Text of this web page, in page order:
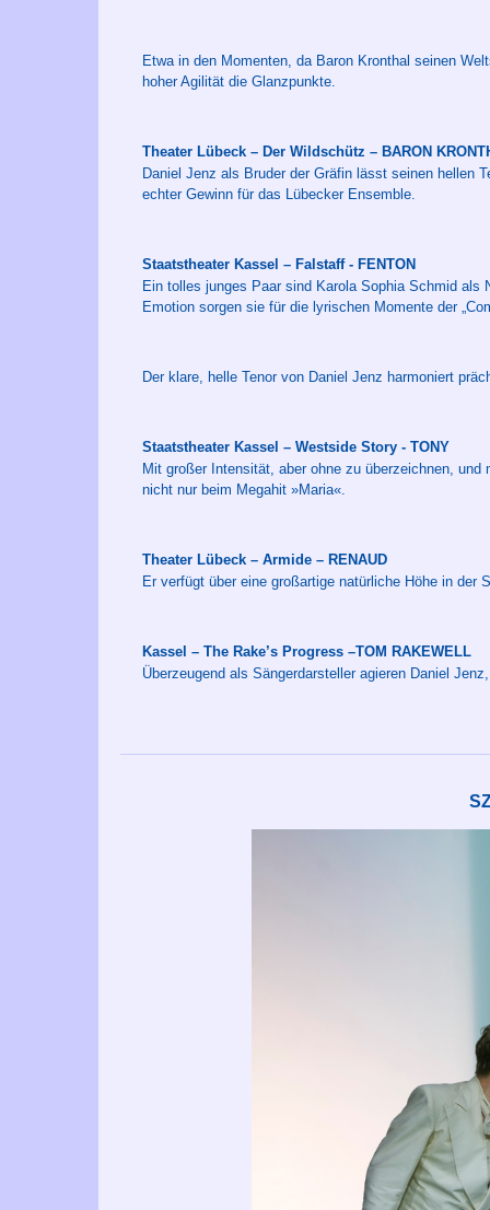
Etwa in den Momenten, da Baron Kronthal seinen
hoher Agilität die Glanzpunkte.
Theater Lübeck – Der Wildschütz – BARON
Daniel Jenz als Bruder der Gräfin lässt seinen hellen
echter Gewinn für das Lübecker Ensemble.
Staatstheater Kassel – Falstaff - FENTON
Ein tolles junges Paar sind Karola Sophia Schmid
Emotion sorgen sie für die lyrischen Momente der
Der klare, helle Tenor von Daniel Jenz harmoniert
Staatstheater Kassel – Westside Story - TONY
Mit großer Intensität, aber ohne zu überzeichnen,
nicht nur beim Megahit »Maria«.
Theater Lübeck – Armide – RENAUD
Er verfügt über eine großartige natürliche Höhe in der
Kassel – The Rake’s Progress –TOM RAKEWELL
Überzeugend als Sängerdarsteller agieren Daniel